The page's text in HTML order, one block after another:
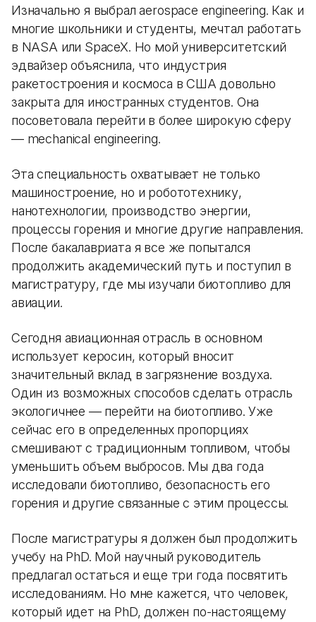
Изначально я выбрал aerospace engineering. Как и
многие школьники и студенты, мечтал работать
в NASA или SpaceX. Но мой университетский
эдвайзер объяснила, что индустрия
ракетостроения и космоса в США довольно
закрыта для иностранных студентов. Она
посоветовала перейти в более широкую сферу
— mechanical engineering.
Эта специальность охватывает не только
машиностроение, но и робототехнику,
нанотехнологии, производство энергии,
процессы горения и многие другие направления.
После бакалавриата я все же попытался
продолжить академический путь и поступил в
магистратуру, где мы изучали биотопливо для
авиации.
Сегодня авиационная отрасль в основном
использует керосин, который вносит
значительный вклад в загрязнение воздуха.
Один из возможных способов сделать отрасль
экологичнее — перейти на биотопливо. Уже
сейчас его в определенных пропорциях
смешивают с традиционным топливом, чтобы
уменьшить объем выбросов. Мы два года
исследовали биотопливо, безопасность его
горения и другие связанные с этим процессы.
После магистратуры я должен был продолжить
учебу на PhD. Мой научный руководитель
предлагал остаться и еще три года посвятить
исследованиям. Но мне кажется, что человек,
который идет на PhD, должен по-настоящему